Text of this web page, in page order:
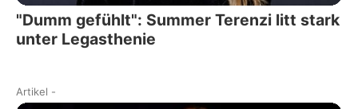
"Dumm gefühlt": Summer Terenzi litt stark
unter Legasthenie
Artikel -